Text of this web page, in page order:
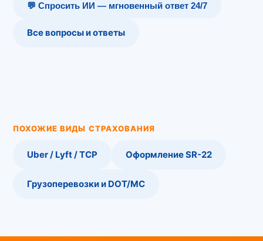
💬 Спросить ИИ — мгновенный ответ 24/7
Все вопросы и ответы
ПОХОЖИЕ ВИДЫ СТРАХОВАНИЯ
Uber / Lyft / TCP Оформление SR-22
Грузоперевозки и DOT/MC